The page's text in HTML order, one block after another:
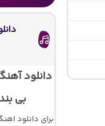
دانلود
بی
برای دانلود